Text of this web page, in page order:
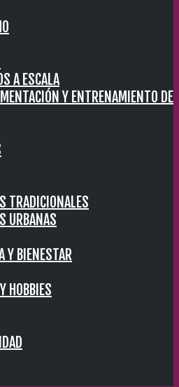
A ESCALA
Y ENTRENAMIENTO DE
TRADICIONALES
URBANAS
Y BIENESTAR
HOBBIES